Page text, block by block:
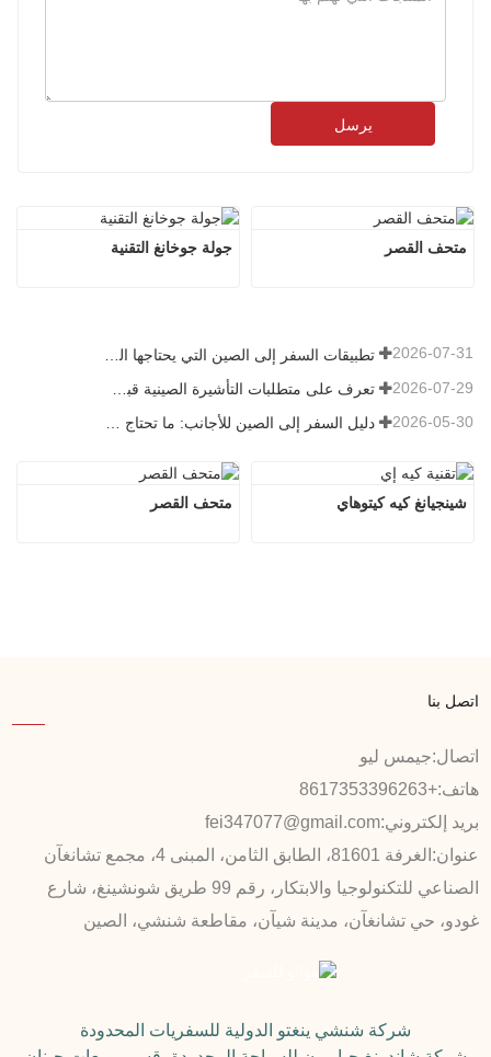
يرسل
جولة جوخانغ التقنية متحف القصر
2026-07-31
2026-07-29
دليل السفر إلى الصين للأجانب: ما تحتاج معرفته قبل الزيارة 2026-05-30
متحف القصر شينجيانغ كيه كيتوهاي
اتصل بنا
اتصال:جيمس ليو
هاتف:+8617353396263
بريد إلكتروني:fei347077@gmail.com
عنوان:
الغرفة 81601، الطابق الثامن، المبنى 4، مجمع تشانغآن
الصناعي للتكنولوجيا والابتكار، رقم 99 طريق شونشينغ، شارع
غودو، حي تشانغآن، مدينة شيآن، مقاطعة شنشي، الصين
شركة شنشي ينغتو الدولية للسفريات المحدودة